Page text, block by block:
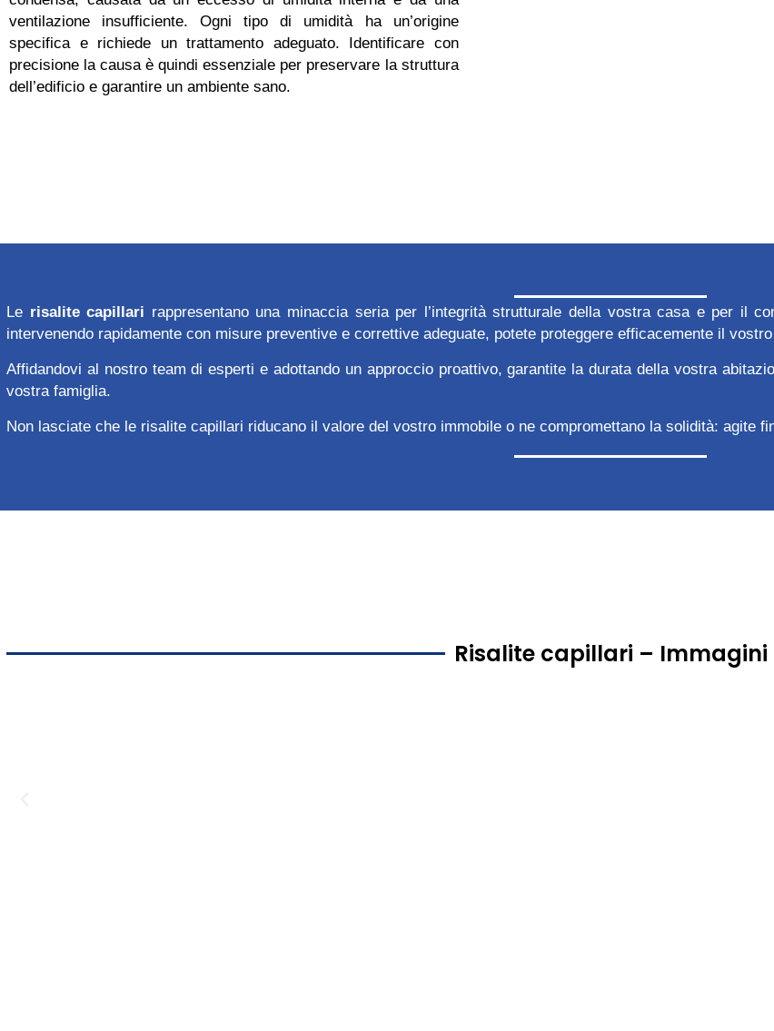
ventilazione insufficiente. Ogni tipo di umidità ha un’origine
specifica e richiede un trattamento adeguato. Identificare con
precisione la causa è quindi essenziale per preservare la struttura
dell’edificio e garantire un ambiente sano.
Le risalite capillari rappresentano una minaccia seria per l’integrità strutturale della vostra casa e per il
intervenendo rapidamente con misure preventive e correttive adeguate, potete proteggere efficacemente il
Affidandovi al nostro team di esperti e adottando un approccio proattivo, garantite la durata della vostra
vostra famiglia.
Non lasciate che le risalite capillari riducano il valore del vostro immobile o ne compromettano la solidità: agite
Risalite capillari – Immagini